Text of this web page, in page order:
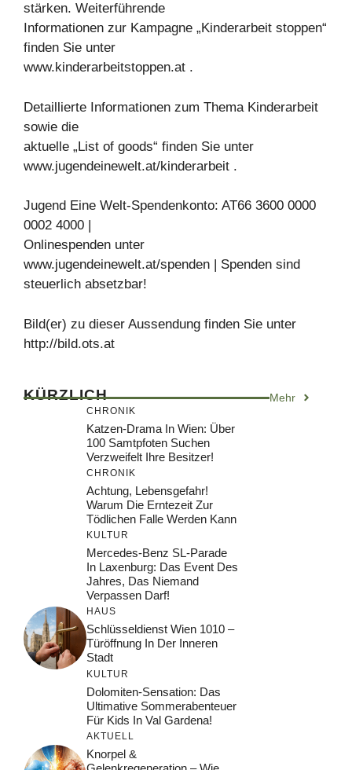
stärken. Weiterführende
Informationen zur Kampagne „Kinderarbeit stoppen“
finden Sie unter
www.kinderarbeitstoppen.at .
Detaillierte Informationen zum Thema Kinderarbeit
sowie die
aktuelle „List of goods“ finden Sie unter
www.jugendeinewelt.at/kinderarbeit .
Jugend Eine Welt-Spendenkonto: AT66 3600 0000
0002 4000 |
Onlinespenden unter
www.jugendeinewelt.at/spenden | Spenden sind
steuerlich absetzbar!
Bild(er) zu dieser Aussendung finden Sie unter
http://bild.ots.at
KÜRZLICH Mehr
CHRONIK
Katzen-Drama In Wien: Über
100 Samtpfoten Suchen
Verzweifelt Ihre Besitzer!
CHRONIK
Achtung, Lebensgefahr!
Warum Die Erntezeit Zur
Tödlichen Falle Werden Kann
KULTUR
Mercedes-Benz SL-Parade
In Laxenburg: Das Event Des
Jahres, Das Niemand
Verpassen Darf!
HAUS
Schlüsseldienst Wien 1010 –
Türöffnung In Der Inneren
Stadt
KULTUR
Dolomiten-Sensation: Das
Ultimative Sommerabenteuer
Für Kids In Val Gardena!
AKTUELL
Knorpel &